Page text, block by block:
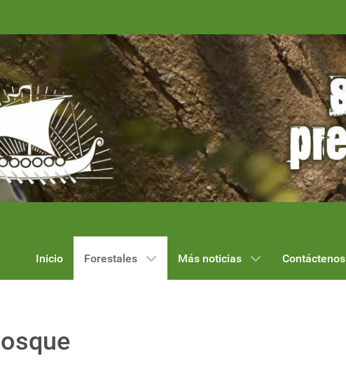
Inicio Forestales Más noticias Contáctenos